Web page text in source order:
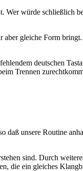
würde schließlich
gleiche Form
deutschen
Trennen
unsere Routine
sind. Durch
die ein gleiches